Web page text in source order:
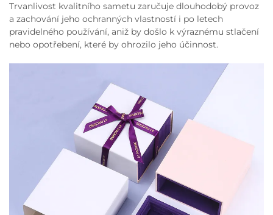
Trvanlivost kvalitního sametu zaručuje dlouhodobý provoz
a zachování jeho ochranných vlastností i po letech
pravidelného používání, aniž by došlo k výraznému stlačení
nebo opotřebení, které by ohrozilo jeho účinnost.